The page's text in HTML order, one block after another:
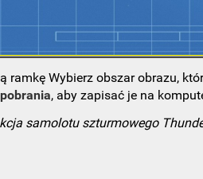
ramkę Wybierz obszar obrazu,
, aby zapisać je na
samolotu szturmowego